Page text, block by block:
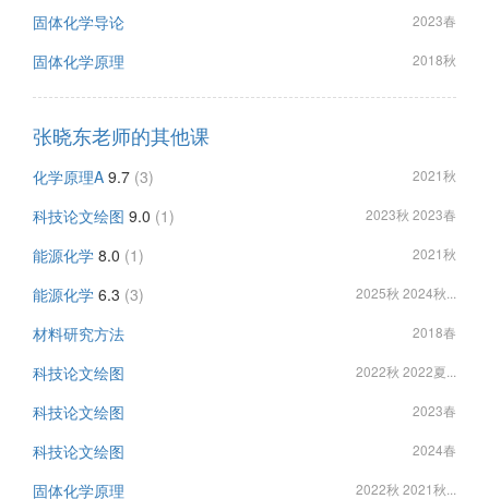
固体化学导论 2023春
固体化学原理 2018秋
张晓东老师的其他课
化学原理A 9.7 (3) 2021秋
科技论文绘图 9.0 (1) 2023秋 2023春
能源化学 8.0 (1) 2021秋
能源化学 6.3 (3) 2025秋 2024秋...
材料研究方法 2018春
科技论文绘图 2022秋 2022夏...
科技论文绘图 2023春
科技论文绘图 2024春
固体化学原理 2022秋 2021秋...